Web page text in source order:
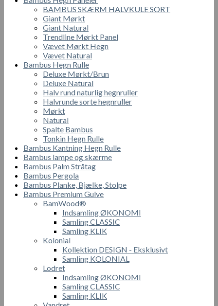
BAMBUS SKÆRM HALVKULE SORT
Giant Mørkt
Giant Natural
Trendline Mørkt Panel
Vævet Mørkt Hegn
Vævet Natural
Bambus Hegn Rulle
Deluxe Mørkt/Brun
Deluxe Natural
Halv rund naturlig hegnruller
Halvrunde sorte hegnruller
Mørkt
Natural
Spalte Bambus
Tonkin Hegn Rulle
Bambus Kantning Hegn Rulle
Bambus lampe og skærme
Bambus Palm Stråtag
Bambus Pergola
Bambus Planke, Bjælke, Stolpe
Bambus Premium Gulve
BamWood®
Indsamling ØKONOMI
Samling CLASSIC
Samling KLIK
Kolonial
Kollektion DESIGN - Eksklusivt
Samling KOLONIAL
Lodret
Indsamling ØKONOMI
Samling CLASSIC
Samling KLIK